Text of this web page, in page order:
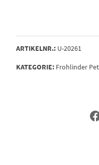
ARTIKELNR.: U-20261
KATEGORIE: Frohlinder